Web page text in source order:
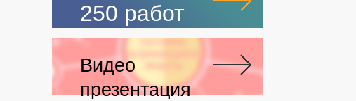
250 работ
Видео
презентация